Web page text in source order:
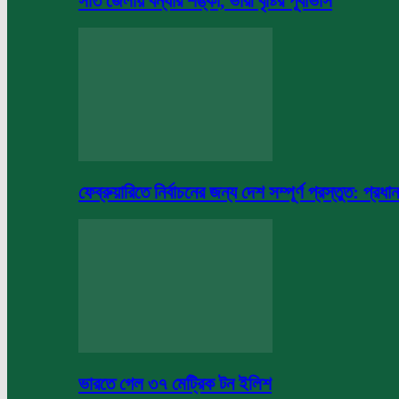
ফেব্রুয়ারিতে নির্বাচনের জন্য দেশ সম্পূর্ণ প্রস্তুত: প্রধান
ভারতে গেল ৩৭ মেট্রিক টন ইলিশ